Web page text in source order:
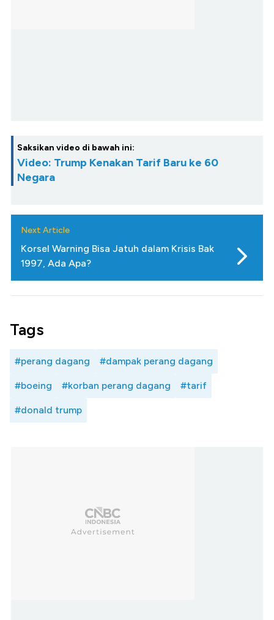
Saksikan video di bawah ini:
Video: Trump Kenakan Tarif Baru ke 60
Negara
Next Article
Korsel Warning Bisa Jatuh dalam Krisis Bak
1997, Ada Apa?
Tags
#perang dagang #dampak perang dagang
#boeing #korban perang dagang #tarif
#donald trump